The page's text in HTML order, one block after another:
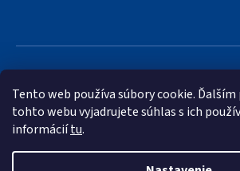
Tento web používa súbory cookie.
tohto webu vyjadrujete súhlas s ich
informáciítu.